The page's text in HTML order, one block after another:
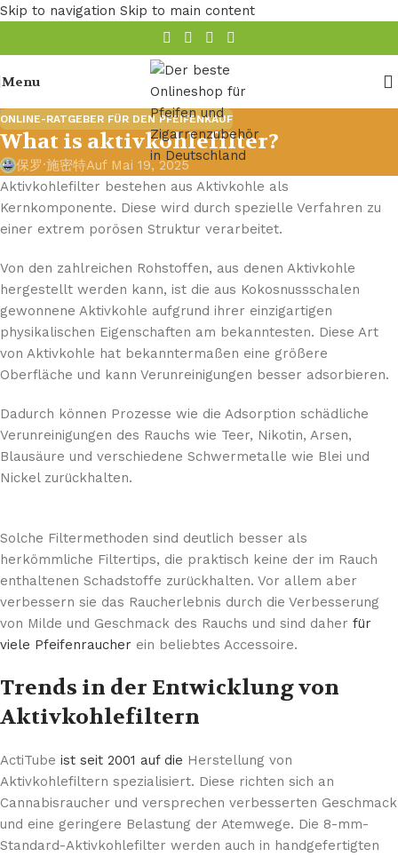
Skip to navigation Skip to main content
Menu
ONLINE-RATGEBER FÜR DEN PFEIFENKAUF
What is aktivkohlefilter?
保罗·施密特Auf Mai 19, 2025
Aktivkohlefilter bestehen aus Aktivkohle als
Kernkomponente. Diese wird durch spezielle Verfahren zu
einer extrem porösen Struktur verarbeitet.
Von den zahlreichen Rohstoffen, aus denen Aktivkohle
hergestellt werden kann, ist die aus Kokosnussschalen
gewonnene Aktivkohle aufgrund ihrer einzigartigen
physikalischen Eigenschaften am bekanntesten. Diese Art
von Aktivkohle hat bekanntermaßen eine größere
Oberfläche und kann Verunreinigungen besser adsorbieren.
Dadurch können Prozesse wie die Adsorption schädliche
Verunreinigungen des Rauchs wie Teer, Nikotin, Arsen,
Blausäure und verschiedene Schwermetalle wie Blei und
Nickel zurückhalten.
Solche Filtermethoden sind deutlich besser als
herkömmliche Filtertips, die praktisch keine der im Rauch
enthaltenen Schadstoffe zurückhalten. Vor allem aber
verbessern sie das Raucherlebnis durch die Verbesserung
von Milde und Geschmack des Rauchs und sind daher für
viele Pfeifenraucher ein beliebtes Accessoire.
Trends in der Entwicklung von
Aktivkohlefiltern
ActiTube ist seit 2001 auf die Herstellung von
Aktivkohlefiltern spezialisiert. Diese richten sich an
Cannabisraucher und versprechen verbesserten Geschmack
und eine geringere Belastung der Atemwege. Die 8-mm-
Standard-Aktivkohlefilter werden auch in handgefertigten